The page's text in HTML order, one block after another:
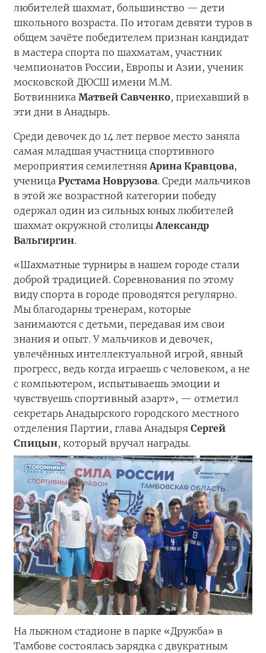
любителей шахмат, большинство — дети
школьного возраста. По итогам девяти туров в
общем зачёте победителем признан кандидат
в мастера спорта по шахматам, участник
чемпионатов России, Европы и Азии, ученик
московской ДЮСШ имени М.М.
Ботвинника Матвей Савченко, приехавший в
эти дни в Анадырь.
Среди девочек до 14 лет первое место заняла
самая младшая участница спортивного
мероприятия семилетняяАрина Кравцова,
ученица Рустама Новрузова. Среди мальчиков
в этой же возрастной категории победу
одержал один из сильных юных любителей
шахмат окружной столицыАлександр
Вальгиргин.
«Шахматные турниры в нашем городе стали
доброй традицией. Соревнования по этому
виду спорта в городе проводятся регулярно.
Мы благодарны тренерам, которые
занимаются с детьми, передавая им свои
знания и опыт. У мальчиков и девочек,
увлечённых интеллектуальной игрой, явный
прогресс, ведь когда играешь с человеком, а не
с компьютером, испытываешь эмоции и
чувствуешь спортивный азарт», — отметил
секретарь Анадырского городского местного
отделения Партии, глава Анадыря Сергей
Спицын, который вручал награды.
На лыжном стадионе в парке «Дружба» в
Тамбове состоялась зарядка с двукратным